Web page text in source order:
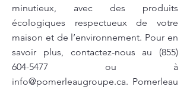
minutieux, avec des produits
écologiques respectueux de votre
maison et de l’environnement. Pour en
savoir plus, contactez-nous au (855)
604-5477 ou à
info@pomerleaugroupe.ca. Pomerleau